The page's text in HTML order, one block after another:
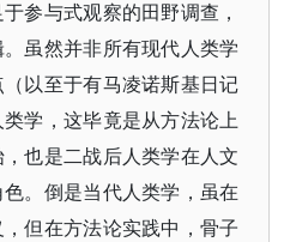
参与式观察的田野调查，
虽然并非所有现代人类学
以至于有马凌诺斯基日记
学，这毕竟是从方法论上
也是二战后人类学在人文
。倒是当代人类学，虽在
但在方法论实践中，骨子